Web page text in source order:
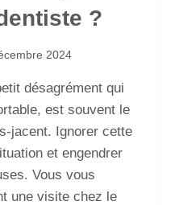
?
2024
désagrément qui
est souvent le
jacent. Ignorer cette
et engendrer
Vous vous
une visite chez le